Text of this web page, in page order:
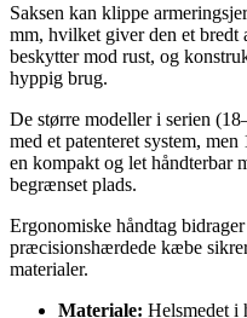
Saksen kan klippe
mm, hvilket giver den et bredt
beskytter mod rust, og
hyppig brug.
De større modeller i serien
med et patenteret system,
en kompakt og let håndterbar
begrænset plads.
Ergonomiske håndtag
præcisionshærdede kæbe
materialer.
Materiale: Helsmedet i